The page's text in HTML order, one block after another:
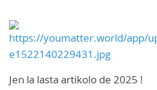
Jen la lasta artikolo de 2025 !